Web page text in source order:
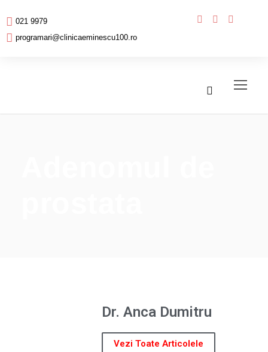
021 9979
programari@clinicaeminescu100.ro
Dr. Anca Dumitru
Vezi Toate Articolele